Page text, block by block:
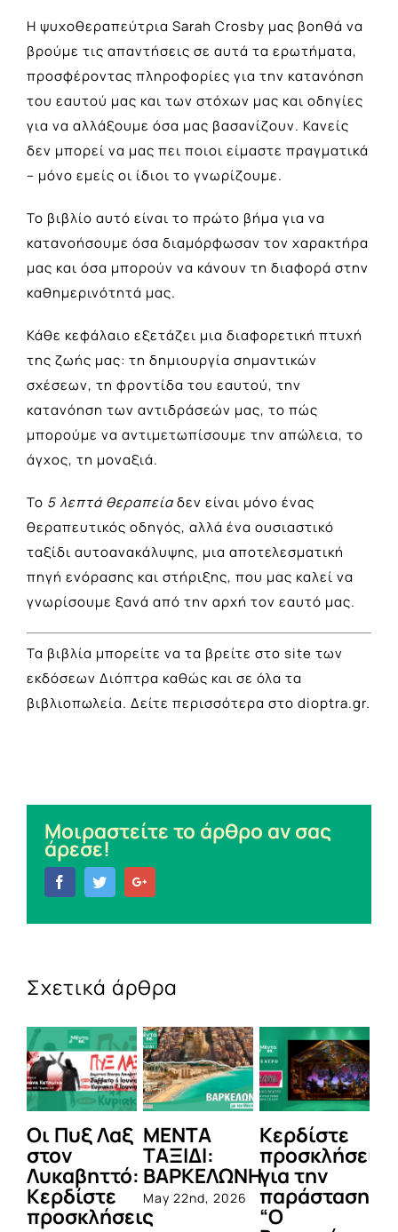
Η ψυχοθεραπεύτρια Sarah Crosby μας βοηθά να
βρούμε τις απαντήσεις σε αυτά τα ερωτήματα,
προσφέροντας πληροφορίες για την κατανόηση
του εαυτού μας και των στόχων μας και οδηγίες
για να αλλάξουμε όσα μας βασανίζουν. Κανείς
δεν μπορεί να μας πει ποιοι είμαστε πραγματικά
– μόνο εμείς οι ίδιοι το γνωρίζουμε.
Το βιβλίο αυτό είναι το πρώτο βήμα για να
κατανοήσουμε όσα διαμόρφωσαν τον χαρακτήρα
μας και όσα μπορούν να κάνουν τη διαφορά στην
καθημερινότητά μας.
Κάθε κεφάλαιο εξετάζει μια διαφορετική πτυχή
της ζωής μας: τη δημιουργία σημαντικών
σχέσεων, τη φροντίδα του εαυτού, την
κατανόηση των αντιδράσεών μας, το πώς
μπορούμε να αντιμετωπίσουμε την απώλεια, το
άγχος, τη μοναξιά.
Το 5 λεπτά θεραπείαδεν είναι μόνο ένας
θεραπευτικός οδηγός, αλλά ένα ουσιαστικό
ταξίδι αυτοανακάλυψης, μια αποτελεσματική
πηγή ενόρασης και στήριξης, που μας καλεί να
γνωρίσουμε ξανά από την αρχή τον εαυτό μας.
Τα βιβλία μπορείτε να τα βρείτε στο site των
εκδόσεων Διόπτρα καθώς και σε όλα τα
βιβλιοπωλεία. Δείτε περισσότερα στο dioptra.gr.
Μοιραστείτε το άρθρο αν σας
άρεσε!
FacebookTwitter
Σχετικά άρθρα
Οι Πυξ Λαξ
στον
Λυκαβηττό:
Κερδίστε
προσκλήσεις
ΜΕΝΤΑ
ΤΑΞΙΔΙ:
ΒΑΡΚΕΛΩΝΗ
May 22nd, 2026
Κερδίστε
προσκλήσεις
για την
παράσταση
“Ο